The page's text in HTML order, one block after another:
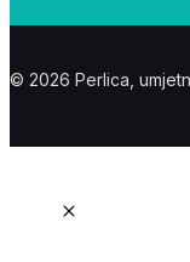
© 2026 Perlica,